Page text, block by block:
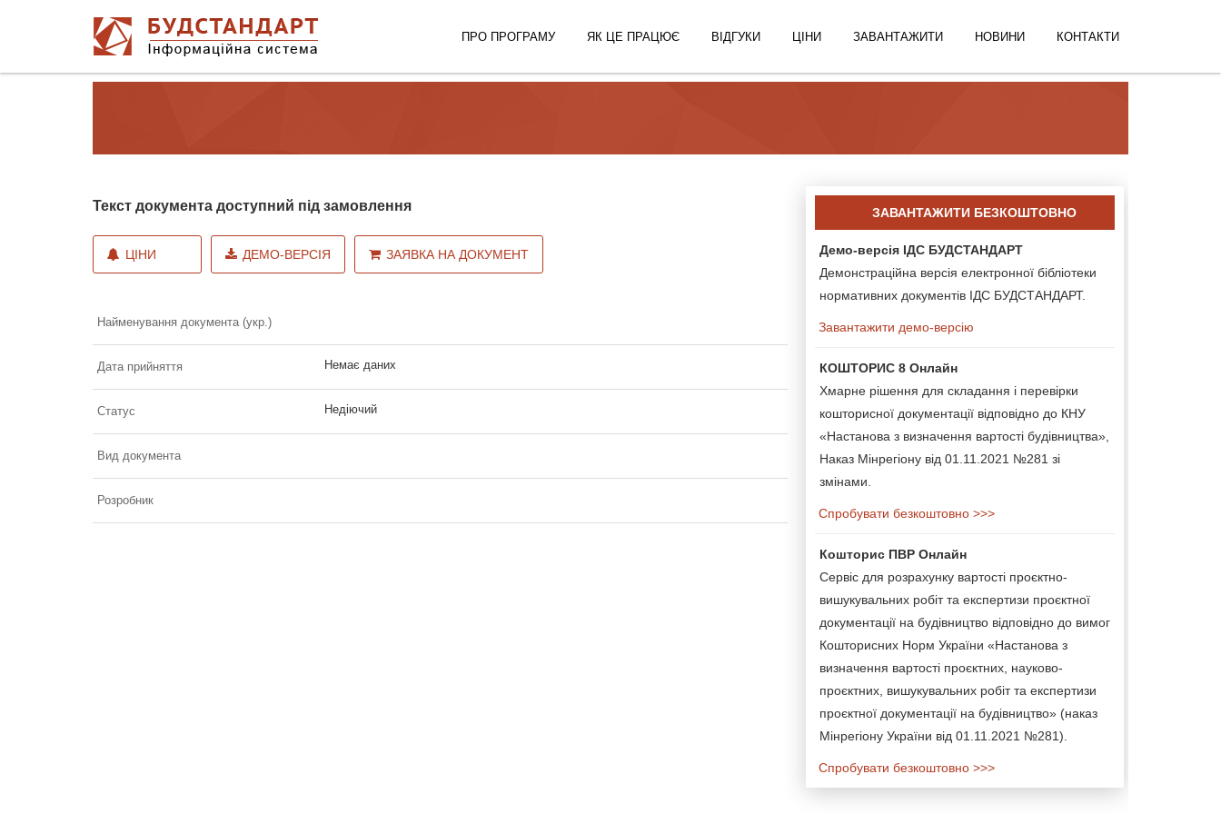
ПРО ПРОГРАМУ ЯК ЦЕ ПРАЦЮЄ ВІДГУКИ ЦІНИ ЗАВАНТАЖИТИ НОВИНИ КОНТАКТИ
Текст документа доступний під замовлення
ЦІНИ ДЕМО-ВЕРСІЯ ЗАЯВКА НА ДОКУМЕНТ
Найменування документа (укр.)
Дата прийняття Немає даних
Статус Недіючий
Вид документа
Розробник
ЗАВАНТАЖИТИ БЕЗКОШТОВНО
Демо-версія ІДС БУДСТАНДАРТ
Демонстраційна версія електронної бібліотеки
нормативних документів ІДС БУДСТАНДАРТ.
Завантажити демо-версію
КОШТОРИС 8 Онлайн
Хмарне рішення для складання і перевірки
кошторисної документації відповідно до КНУ
«Настанова з визначення вартості будівництва»,
Наказ Мінрегіону від 01.11.2021 №281 зі
змінами.
Спробувати безкоштовно >>>
Кошторис ПВР Онлайн
Сервіс для розрахунку вартості проєктно-
вишукувальних робіт та експертизи проєктної
документації на будівництво відповідно до вимог
Кошторисних Норм України «Настанова з
визначення вартості проєктних, науково-
проєктних, вишукувальних робіт та експертизи
проєктної документації на будівництво» (наказ
Мінрегіону України від 01.11.2021 №281).
Спробувати безкоштовно >>>